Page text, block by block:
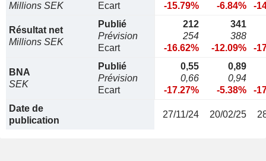
Millions SEK
Ecart
-15.79%
-6.84%
-
Résultat net
Millions SEK
Publié
Prévision
Ecart
212
254
-16.62%
341
388
-12.09%
-
BNA
SEK
Publié
Prévision
Ecart
0,55
0,66
-17.27%
0,89
0,94
-5.38%
-
Date de
publication
27/11/24 20/02/25